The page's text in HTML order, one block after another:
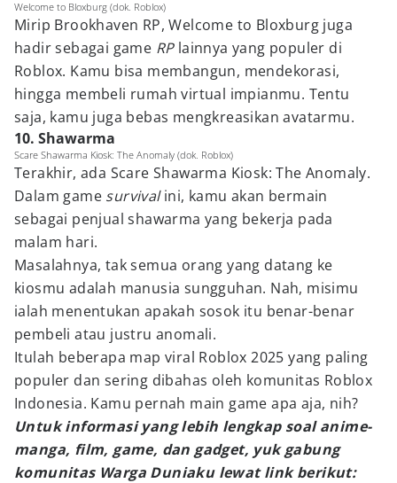
Welcome to Bloxburg (dok. Roblox)
Mirip Brookhaven RP, Welcome to Bloxburg juga
hadir sebagai game RP lainnya yang populer di
Roblox. Kamu bisa membangun, mendekorasi,
hingga membeli rumah virtual impianmu. Tentu
saja, kamu juga bebas mengkreasikan avatarmu.
10. Shawarma
Scare Shawarma Kiosk: The Anomaly (dok. Roblox)
Terakhir, ada Scare Shawarma Kiosk: The Anomaly.
Dalam game survivalini, kamu akan bermain
sebagai penjual shawarma yang bekerja pada
malam hari.
Masalahnya, tak semua orang yang datang ke
kiosmu adalah manusia sungguhan. Nah, misimu
ialah menentukan apakah sosok itu benar-benar
pembeli atau justru anomali.
Itulah beberapa map viral Roblox 2025 yang paling
populer dan sering dibahas oleh komunitas Roblox
Indonesia. Kamu pernah main game apa aja, nih?
Untuk informasi yang lebih lengkap soal anime-
manga, film, game, dan gadget, yuk gabung
komunitas Warga Duniaku lewat link berikut: